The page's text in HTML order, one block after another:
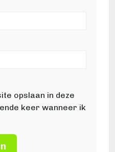
opslaan in deze
keer wanneer ik